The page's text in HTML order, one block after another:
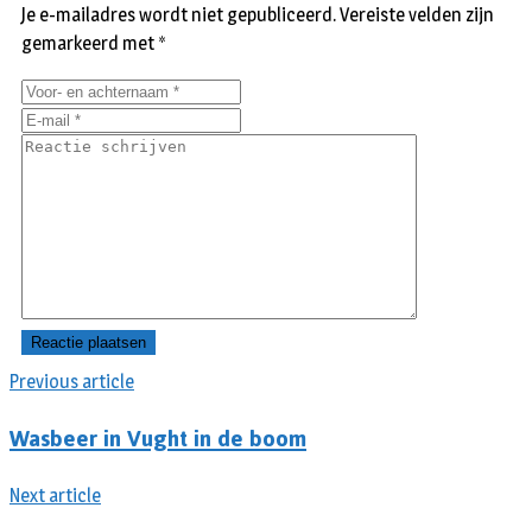
Previous article
Wasbeer in Vught in de boom
Next article
Je e-mailadres wordt niet gepubliceerd.Vereiste velden zijn
gemarkeerd met *